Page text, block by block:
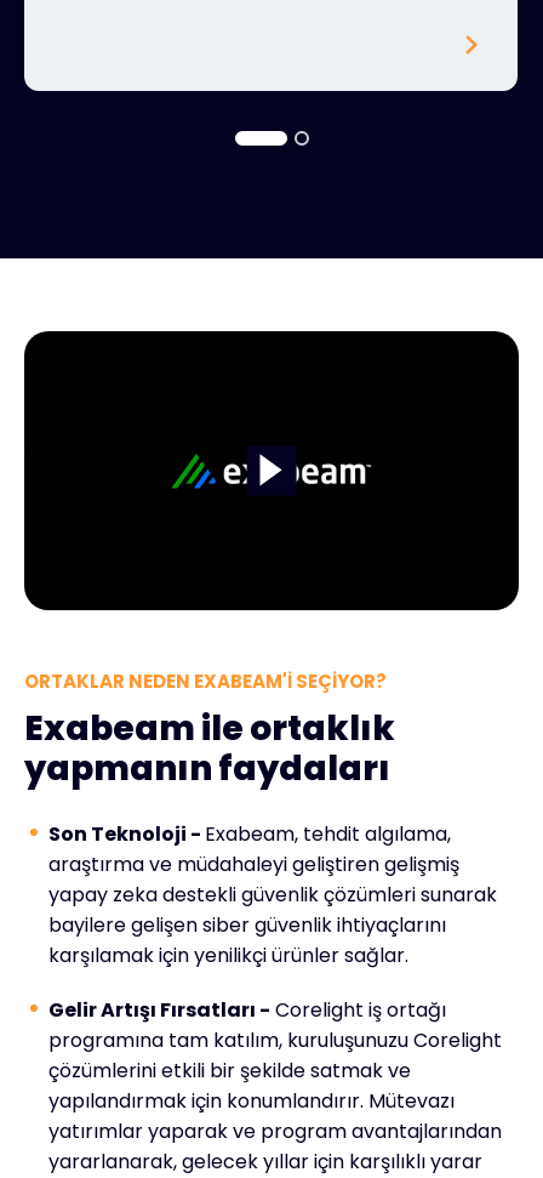
ORTAKLAR NEDEN EXABEAM'I SEÇIYOR?
Exabeam ile ortaklık
yapmanın faydaları
Son Teknoloji - Exabeam, tehdit algılama,
araştırma ve müdahaleyi geliştiren gelişmiş
yapay zeka destekli güvenlik çözümleri sunarak
bayilere gelişen siber güvenlik ihtiyaçlarını
karşılamak için yenilikçi ürünler sağlar.
Gelir Artışı Fırsatları - Corelight iş ortağı
programına tam katılım, kuruluşunuzu Corelight
çözümlerini etkili bir şekilde satmak ve
yapılandırmak için konumlandırır. Mütevazı
yatırımlar yaparak ve program avantajlarından
yararlanarak, gelecek yıllar için karşılıklı yarar